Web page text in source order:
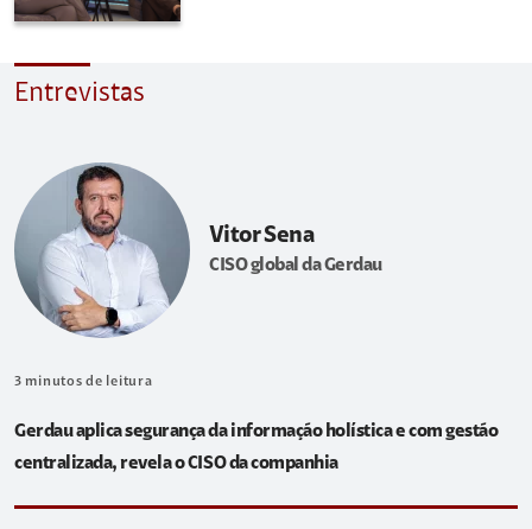
Entrevistas
Vitor Sena
CISO global da Gerdau
3 minutos de leitura
Gerdau aplica segurança da informação holística e com gestão
centralizada, revela o CISO da companhia